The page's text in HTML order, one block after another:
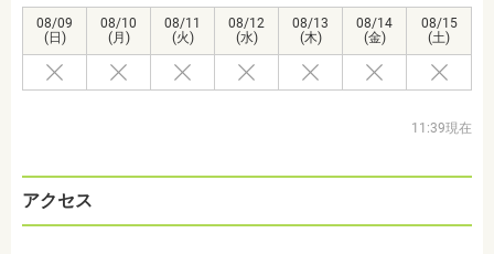
08/09
(日)
08/10
(月)
08/11
(火)
08/12
(水)
08/13
(木)
08/14
(金)
08/15
(土)
11:39現在
アクセス